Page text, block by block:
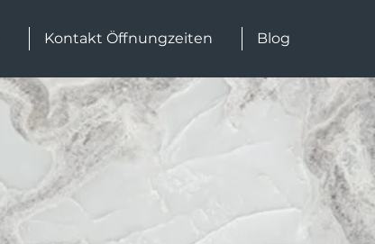
Kontakt Öffnungzeiten Blog